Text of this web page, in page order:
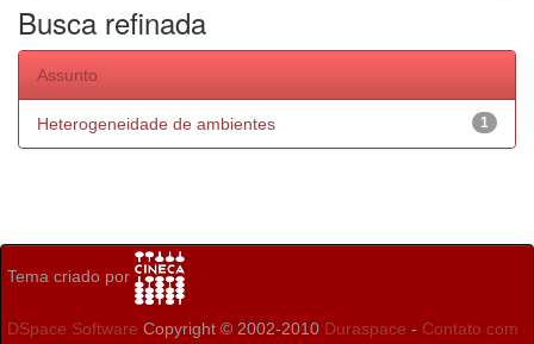
Busca refinada
Assunto
1
Heterogeneidade de ambientes
Tema criado por
DSpace Software Copyright © 2002-2010 Duraspace - Contato com